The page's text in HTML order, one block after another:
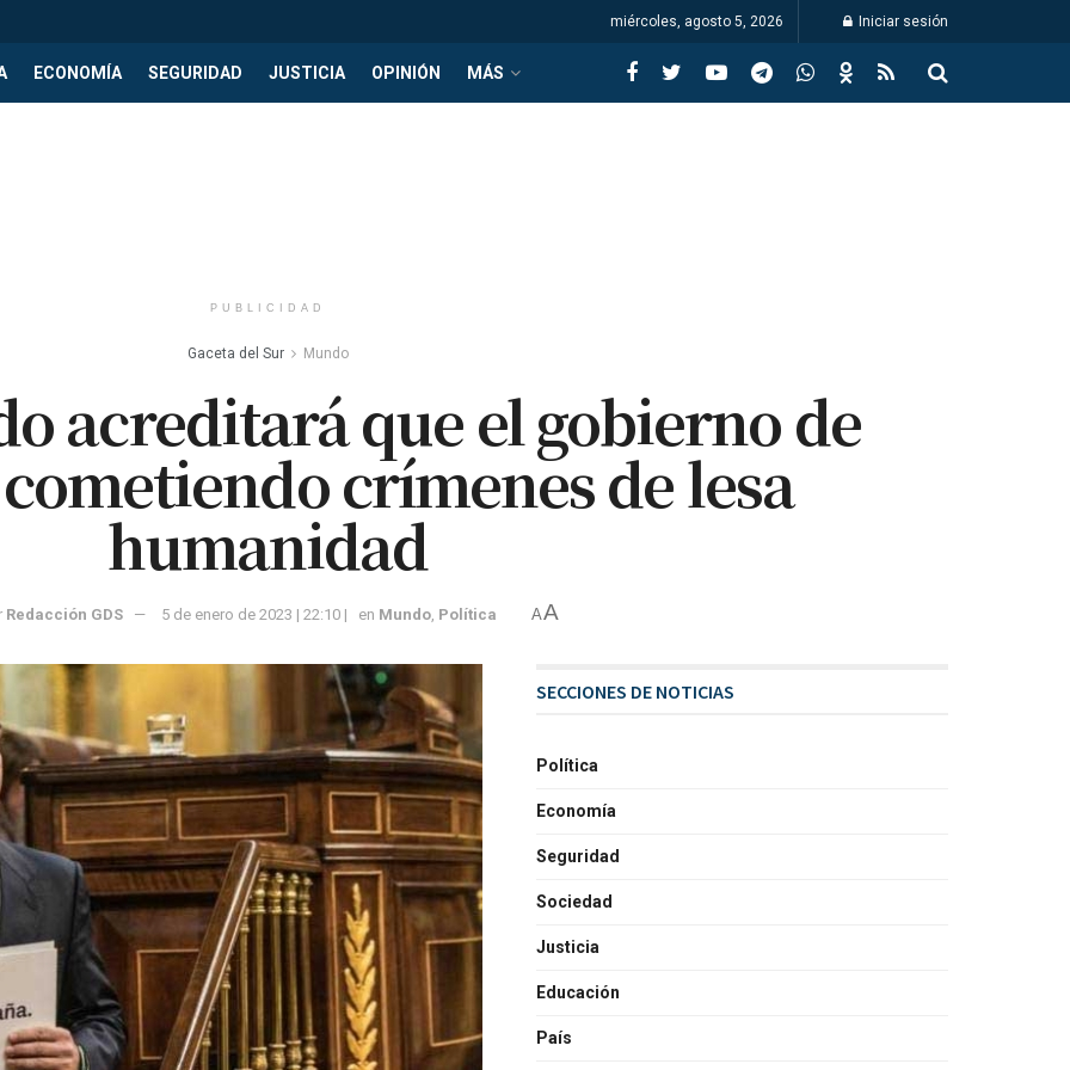
miércoles, agosto 5, 2026 Iniciar sesión
ECONOMÍA SEGURIDAD JUSTICIA OPINIÓN MÁS
PUBLICIDAD
Gaceta del Sur Mundo
acreditará que el gobierno de
crímenes de lesa
humanidad
Redacción GDS 5 de enero de 2023 | 22:10 | en Mundo, Política AA
SECCIONES DE NOTICIAS
Política
Economía
Seguridad
Sociedad
Justicia
Educación
País